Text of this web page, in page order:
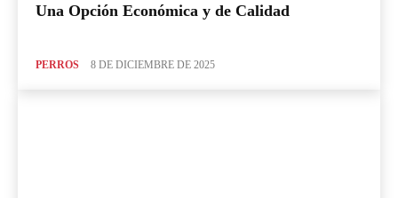
Una Opción Económica y de Calidad
PERROS 8 DE DICIEMBRE DE 2025